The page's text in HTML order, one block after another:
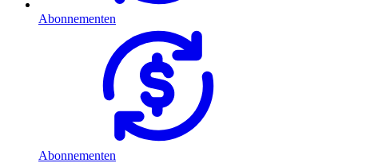
Abonnementen
Abonnementen